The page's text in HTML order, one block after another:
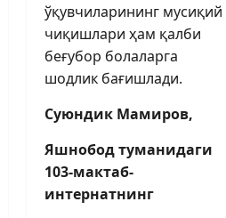
ўқувчиларининг мусиқий
чиқишлари ҳам қалби
беғубор болаларга
шодлик бағишлади.
Суюндик Мамиров,
Яшнобод туманидаги
103-мактаб-
интернатнинг